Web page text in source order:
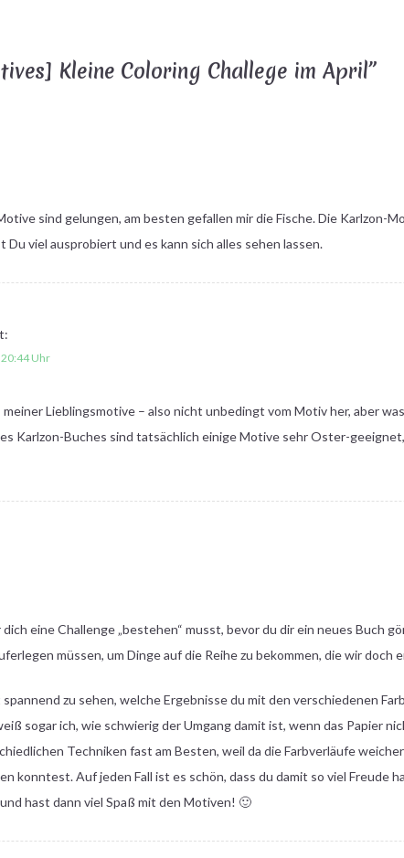
Kleine Coloring Challege im April”
sind gelungen, am besten gefallen mir die Fische. Die Karlzon-
viel ausprobiert und es kann sich alles sehen lassen.
Uhr
meiner Lieblingsmotive – also nicht unbedingt vom Motiv her, aber
Karlzon-Buches sind tatsächlich einige Motive sehr Oster-
eine Challenge „bestehen“ musst, bevor du dir ein neues Buch
müssen, um Dinge auf die Reihe zu bekommen, die wir doch
zu sehen, welche Ergebnisse du mit den verschiedenen
sogar ich, wie schwierig der Umgang damit ist, wenn das Papier
Techniken fast am Besten, weil da die Farbverläufe
konntest. Auf jeden Fall ist es schön, dass du damit so viel Freude
hast dann viel Spaß mit den Motiven! 🙂